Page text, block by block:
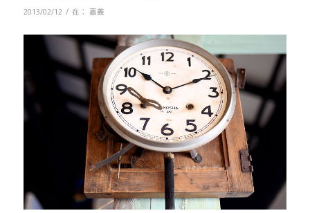
2013/02/12 / 在： 嘉義